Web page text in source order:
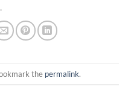
the permalink.